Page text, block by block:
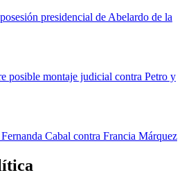
presidencial de Abelardo de la
posible montaje judicial contra Petro y
Cabal contra Francia Márquez